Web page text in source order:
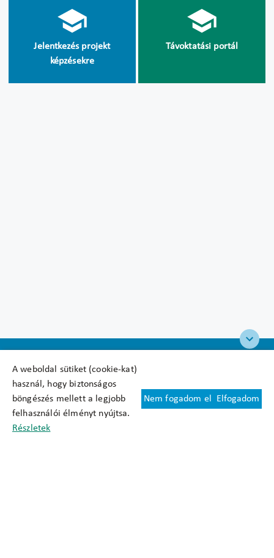
A weboldal sütiket (cookie-kat)
használ, hogy biztonságos
böngészés mellett a legjobb
felhasználói élményt nyújtsa.
Részletek
Nem fogadom el Elfogadom
Jelentkezés projekt
képzésekre
Távoktatási portál
Felhasználási feltételek